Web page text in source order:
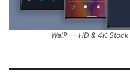
WalP — HD & 4K